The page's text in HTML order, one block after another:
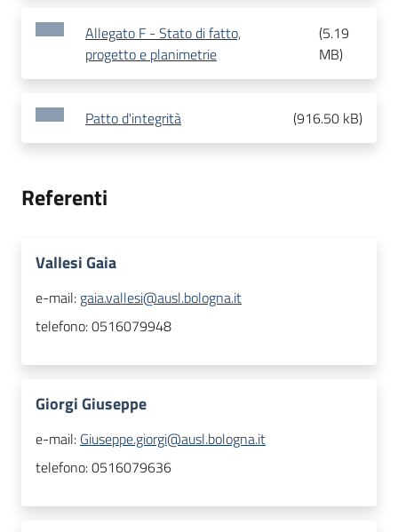
Allegato F - Stato di fatto,
progetto e planimetrie
(5.19
MB)
Patto d'integrità (916.50 kB)
Referenti
Vallesi Gaia
e-mail: gaia.vallesi@ausl.bologna.it
telefono:0516079948
Giorgi Giuseppe
e-mail: Giuseppe.giorgi@ausl.bologna.it
telefono:0516079636